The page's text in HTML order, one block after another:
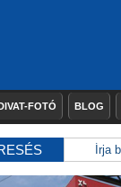
FOTÓ BLOG